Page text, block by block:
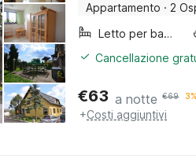
Appartamento · 2
Letto per bambini
Cancellazione
€63 a notte €69
+Costi aggiuntivi